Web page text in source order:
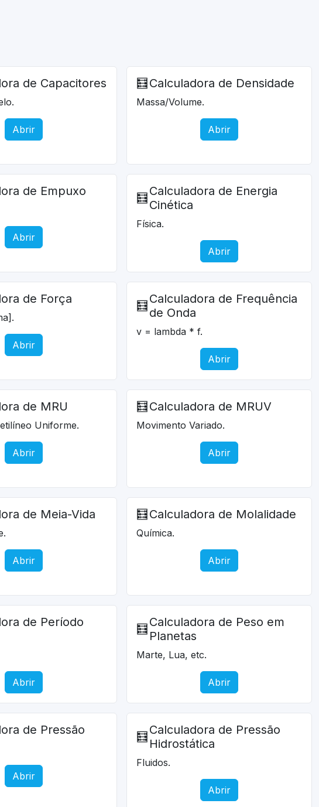
de Capacitores
Abrir
🧮 Calculadora de Densidade
Massa/Volume.
Abrir
de Empuxo
Abrir
🧮 Calculadora de Energia
Cinética
Física.
Abrir
de Força
Abrir
🧮 Calculadora de Frequência
de Onda
v = lambda * f.
Abrir
de MRU
Uniforme.
Abrir
🧮 Calculadora de MRUV
Movimento Variado.
Abrir
de Meia-Vida
Abrir
🧮 Calculadora de Molalidade
Química.
Abrir
de Período
Abrir
🧮 Calculadora de Peso em
Planetas
Marte, Lua, etc.
Abrir
de Pressão
Abrir
🧮 Calculadora de Pressão
Hidrostática
Fluidos.
Abrir